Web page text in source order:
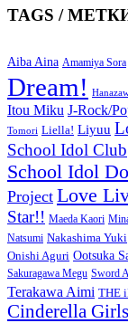
TAGS /
Aiba Aina Amamiya Sora
Dream!
Itou Miku J-Rock/
Tomori Liella! Liyuu
School Idol Club
School Idol
Project Love
Star!! Maeda Kaori
Natsumi Nakashima Yuki
Onishi Aguri Ootsuka
Sakuragawa Megu Sword
Terakawa Aimi THE
Cinderella Girls